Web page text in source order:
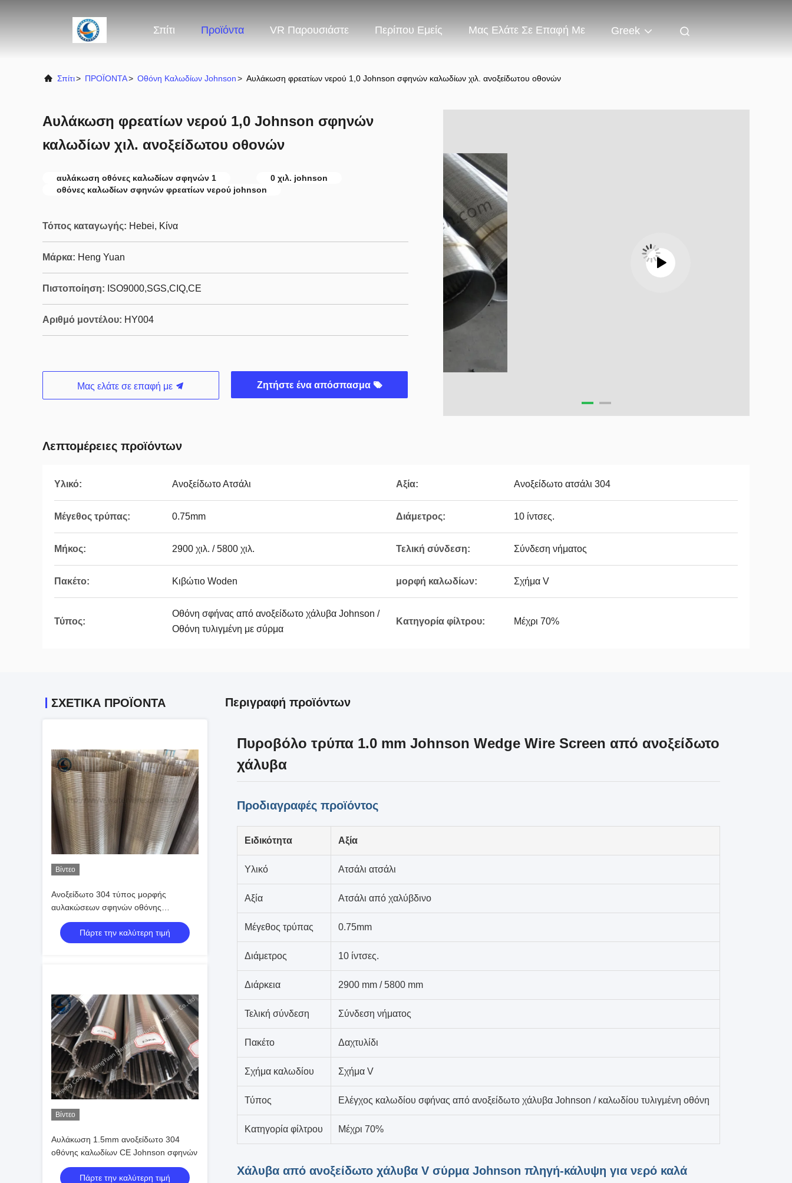
Σπίτι Προϊόντα VR Παρουσιάστε Περίπου Εμείς Μας Ελάτε Σε Επαφή Με Greek
Σπίτι> ΠΡΟΪΟΝΤΑ> Οθόνη Καλωδίων Johnson> Αυλάκωση φρεατίων νερού 1,0 Johnson σφηνών καλωδίων χιλ. ανοξείδωτου οθονών
Αυλάκωση φρεατίων νερού 1,0 Johnson σφηνών
καλωδίων χιλ. ανοξείδωτου οθονών
αυλάκωση οθόνες καλωδίων σφηνών 1
0 χιλ. johnson
οθόνες καλωδίων σφηνών φρεατίων νερού johnson
Τόπος καταγωγής: Hebei, Κίνα
Μάρκα: Heng Yuan
Πιστοποίηση: ISO9000,SGS,CIQ,CE
Αριθμό μοντέλου: HY004
Μας ελάτε σε επαφή με Ζητήστε ένα απόσπασμα
Λεπτομέρειες προϊόντων
Υλικό: Ανοξείδωτο Ατσάλι Αξία: Ανοξείδωτο ατσάλι 304
Μέγεθος τρύπας: 0.75mm Διάμετρος: 10 ίντσες.
Μήκος: 2900 χιλ. / 5800 χιλ. Τελική σύνδεση: Σύνδεση νήματος
Πακέτο: Κιβώτιο Woden μορφή καλωδίων: Σχήμα V
Τύπος:
Οθόνη σφήνας από ανοξείδωτο χάλυβα Johnson /
Οθόνη τυλιγμένη με σύρμα
Κατηγορία φίλτρου: Μέχρι 70%
ΣΧΕΤΙΚΆ ΠΡΟΪΌΝΤΑ
Βίντεο
Ανοξείδωτο 304 τύπος μορφής
αυλακώσεων σφηνών οθόνης
καλωδίων Johnson για το φίλτρο
Πάρτε την καλύτερη τιμή
Βίντεο
Αυλάκωση 1.5mm ανοξείδωτο 304
οθόνης καλωδίων CE Johnson σφηνών
Πάρτε την καλύτερη τιμή
Περιγραφή προϊόντων
Πυροβόλο τρύπα 1.0 mm Johnson Wedge Wire Screen από ανοξείδωτο
χάλυβα
Προδιαγραφές προϊόντος
Ειδικότητα Αξία
Υλικό Ατσάλι ατσάλι
Αξία Ατσάλι από χαλύβδινο
Μέγεθος τρύπας 0.75mm
Διάμετρος 10 ίντσες.
Διάρκεια 2900 mm / 5800 mm
Τελική σύνδεση Σύνδεση νήματος
Πακέτο Δαχτυλίδι
Σχήμα καλωδίου Σχήμα V
Τύπος Ελέγχος καλωδίου σφήνας από ανοξείδωτο χάλυβα Johnson / καλωδίου τυλιγμένη οθόνη
Κατηγορία φίλτρου Μέχρι 70%
Χάλυβα από ανοξείδωτο χάλυβα V σύρμα Johnson πληγή-κάλυψη για νερό καλά